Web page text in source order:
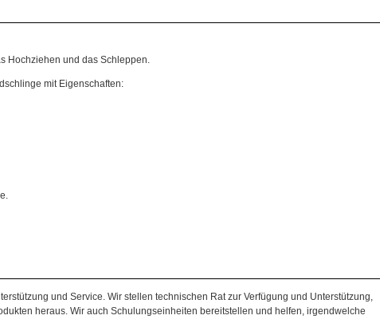
Hochziehen und das Schleppen.
mit Eigenschaften:
und Service. Wir stellen technischen Rat zur Verfügung und Unterstützung,
heraus. Wir auch Schulungseinheiten bereitstellen und helfen, irgendwelche